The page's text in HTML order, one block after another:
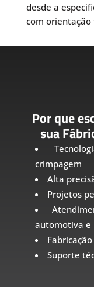
desde a
com orientação
Por que
sua
crimpagem
Alta
Projetos
automotiva e
Suporte